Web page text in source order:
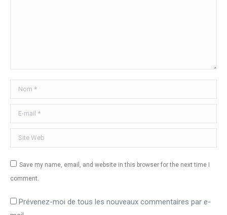
Nom *
E-mail *
Site Web
Save my name, email, and website in this browser for the next time I
comment.
Prévenez-moi de tous les nouveaux commentaires par e-